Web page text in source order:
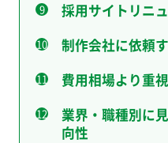
採用サイトリニ
制作会社に依頼
費用相場より重
業界・職種別に
向性